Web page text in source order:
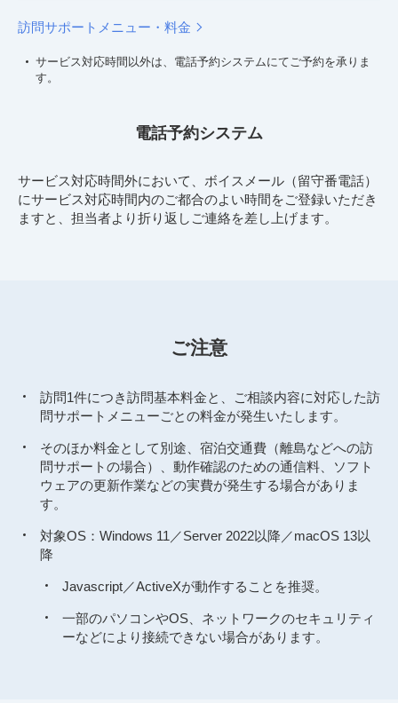
訪問サポートメニュー・料金
サービス対応時間以外は、電話予約システムにてご予約を承りま
す。
電話予約システム
サービス対応時間外において、ボイスメール（留守番電話）
にサービス対応時間内のご都合のよい時間をご登録いただき
ますと、担当者より折り返しご連絡を差し上げます。
ご注意
訪問1件につき訪問基本料金と、ご相談内容に対応した訪
問サポートメニューごとの料金が発生いたします。
そのほか料金として別途、宿泊交通費（離島などへの訪
問サポートの場合）、動作確認のための通信料、ソフト
ウェアの更新作業などの実費が発生する場合がありま
す。
対象OS：Windows 11／Server 2022以降／macOS 13以
降
Javascript／ActiveXが動作することを推奨。
一部のパソコンやOS、ネットワークのセキュリティ
ーなどにより接続できない場合があります。